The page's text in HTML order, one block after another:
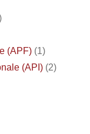
(APF) (1)
(API) (2)